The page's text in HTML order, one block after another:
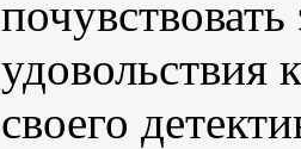
удовольствия
своего